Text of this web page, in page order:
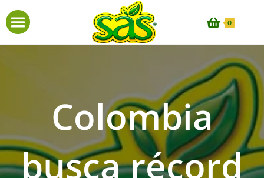
0
Colombia
busca récord